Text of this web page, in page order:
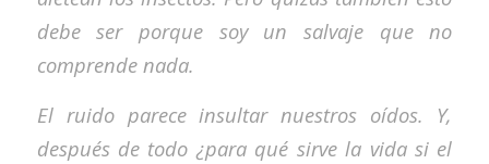
debe ser porque soy un salvaje que no
comprende nada.
El ruido parece insultar nuestros oídos. Y,
después de todo ¿para qué sirve la vida si el